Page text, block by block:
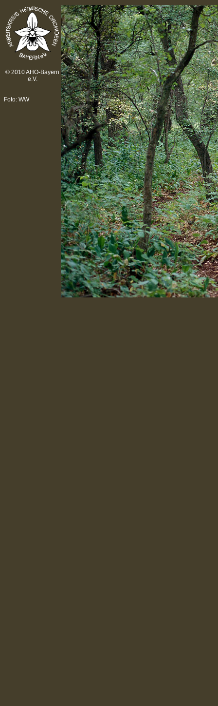
© 2010 AHO-Bayern
e.V.
Foto: WW